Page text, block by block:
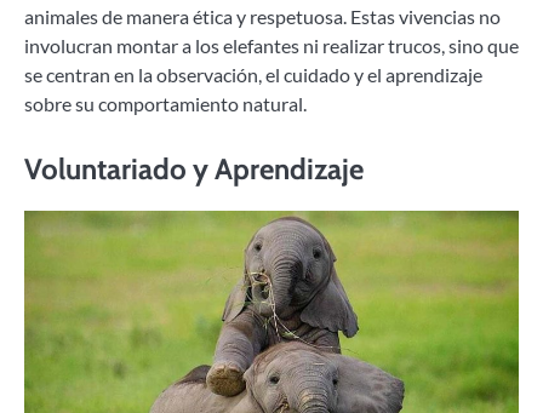
animales de manera ética y respetuosa. Estas vivencias no
involucran montar a los elefantes ni realizar trucos, sino que
se centran en la observación, el cuidado y el aprendizaje
sobre su comportamiento natural.
Voluntariado y Aprendizaje